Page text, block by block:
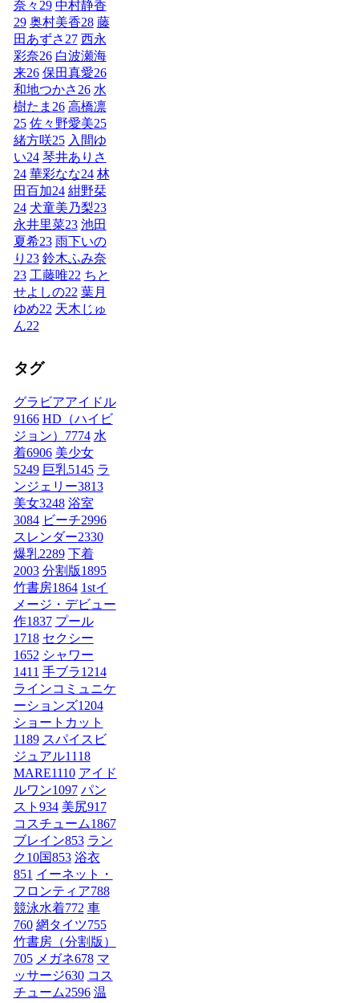
奈々 29 中村静香
29 奥村美香28 藤
田あずさ 27 西永
彩奈26 白波瀬海
来26 保田真愛26
和地つかさ 26 水
樹たま 26 高橋凛
25 佐々野愛美25
緒方咲25 入間ゆ
い24 琴井ありさ
24 華彩なな24 林
田百加24 紺野栞
24 犬童美乃梨23
永井里菜23 池田
夏希23 雨下いの
り 23 鈴木ふみ奈
23 工藤唯22 ちと
せよしの22 葉月
ゆめ22 天木じゅ
ん22
タグ
グラビアアイドル
9166 HD（ハイビ
ジョン） 7774 水
着6906 美少女
5249 巨乳5145 ラ
ンジェリー3813
美女3248 浴室
3084 ビーチ2996
スレンダー2330
爆乳2289 下着
2003 分割版1895
竹書房1864 1stイ
メージ・デビュー
作1837 プール
1718 セクシー
1652 シャワー
1411 手ブラ1214
ラインコミュニケ
ーションズ1204
ショートカット
1189 スパイスビ
ジュアル1118
MARE1110 アイド
ルワン1097 パン
スト 934 美尻917
コスチューム1867
ブレイン853 ラン
ク10国853 浴衣
851 イーネット・
フロンティア788
競泳水着772 車
760 網タイツ755
竹書房（分割版）
705 メガネ678 マ
ッサージ630 コス
チューム2596 温